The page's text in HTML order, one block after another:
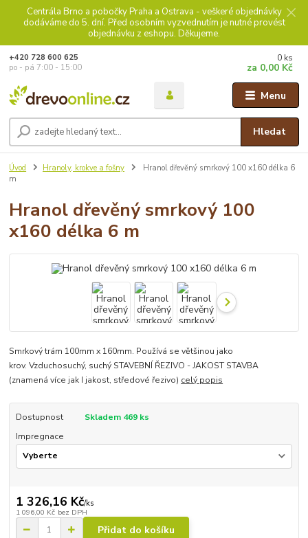
Centrála Brno a pobočky Praha a Ostrava - veškeré objednávky
dodáváme do 5. dní. Před osobním vyzvednutím je nutné provést
objednávku z eshopu. Děkujeme.
Menu
Hledat
+420 728 600 625
po - pá 7:00 - 15:00
0 ks
za 0,00 Kč
Úvod Hranoly, krokve a fošny
Hranol dřevěný smrkový 100 x160 délka 6
m
Hranol dřevěný smrkový 100
x160 délka 6 m
Smrkový trám 100mm x 160mm. Používá se většinou jako
krov. Vzduchosuchý, suchý STAVEBNÍ ŘEZIVO - JAKOST STAVBA
(znamená více jak I jakost, středové řezivo) celý popis
Dostupnost
Skladem 469 ks
Impregnace
1 326,16 Kč/ks
1 096,00 Kč bez DPH
Přidat do košíku